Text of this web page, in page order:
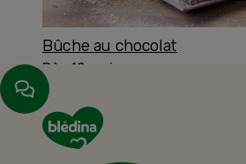
Bûche au chocolat
Dès 12 mois